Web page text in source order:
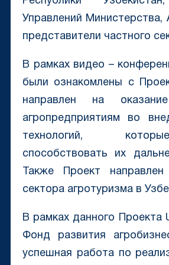
Управлений
представители частного
В рамках видео –
были ознакомлены с
направлен на
агропредприятиям во
технологий,
способствовать их
Также Проект
сектора агротуризма в
В рамках данного Проекта
Фонд развития
успешная работа по